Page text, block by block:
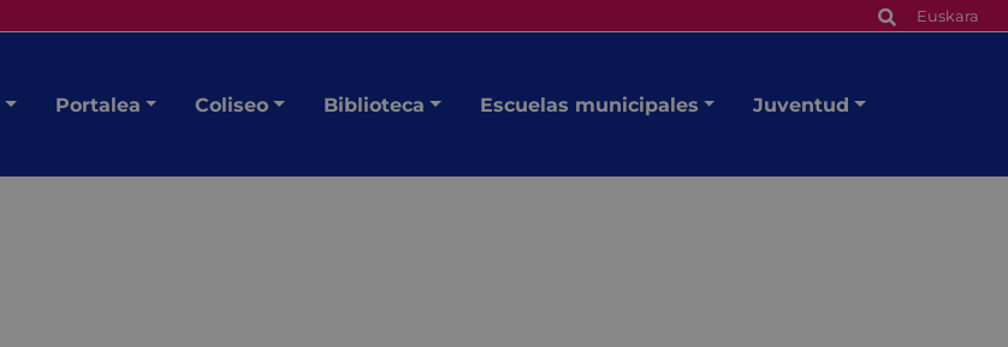
Euskara
Portalea Coliseo Biblioteca Escuelas municipales Juventud